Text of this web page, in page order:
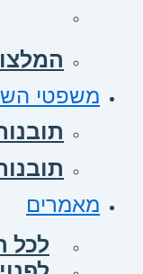
משפטי
מאמרים
לכל